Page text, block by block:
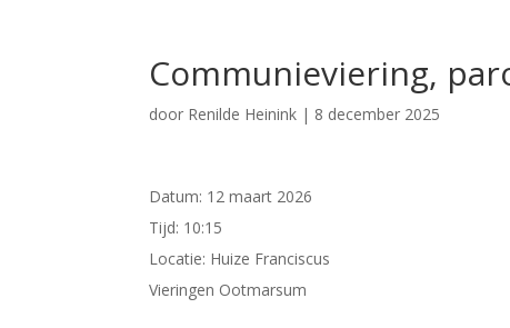
Communieviering,
door Renilde Heinink | 8 december 2025
Datum: 12 maart 2026
Tijd: 10:15
Locatie: Huize Franciscus
Vieringen Ootmarsum